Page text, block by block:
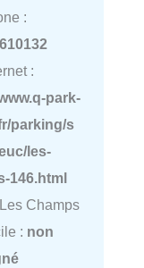
:
:
park-
parking/s
les-
146.html
Champs
: non